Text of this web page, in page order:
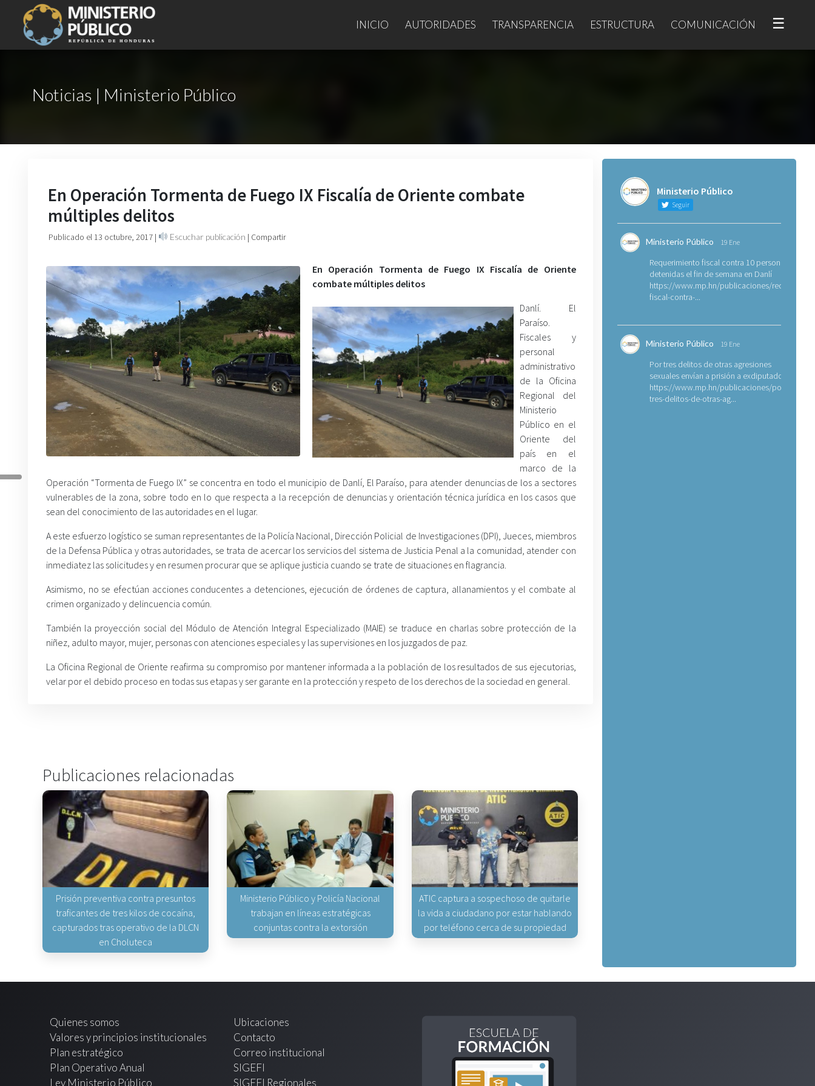
INICIO AUTORIDADES TRANSPARENCIA ESTRUCTURA COMUNICACIÓN ☰
Noticias | Ministerio Público
En Operación Tormenta de Fuego IX Fiscalía de Oriente combate
múltiples delitos
Publicado el 13 octubre, 2017 | Escuchar publicación | Compartir
En Operación Tormenta de Fuego IX Fiscalía de Oriente
combate múltiples delitos
Danlí. El
Paraíso.
Fiscales y
personal
administrativo
de la Oficina
Regional del
Ministerio
Público en el
Oriente del
país en el
marco de la
Operación “Tormenta de Fuego IX” se concentra en todo el municipio de Danlí, El Paraíso, para atender denuncias de los a sectores
vulnerables de la zona, sobre todo en lo que respecta a la recepción de denuncias y orientación técnica jurídica en los casos que
sean del conocimiento de las autoridades en el lugar.
A este esfuerzo logístico se suman representantes de la Policía Nacional, Dirección Policial de Investigaciones (DPI), Jueces, miembros
de la Defensa Pública y otras autoridades, se trata de acercar los servicios del sistema de Justicia Penal a la comunidad, atender con
inmediatez las solicitudes y en resumen procurar que se aplique justicia cuando se trate de situaciones en flagrancia.
Asimismo, no se efectúan acciones conducentes a detenciones, ejecución de órdenes de captura, allanamientos y el combate al
crimen organizado y delincuencia común.
También la proyección social del Módulo de Atención Integral Especializado (MAIE) se traduce en charlas sobre protección de la
niñez, adulto mayor, mujer, personas con atenciones especiales y las supervisiones en los juzgados de paz.
La Oficina Regional de Oriente reafirma su compromiso por mantener informada a la población de los resultados de sus ejecutorias,
velar por el debido proceso en todas sus etapas y ser garante en la protección y respeto de los derechos de la sociedad en general.
Publicaciones relacionadas
Prisión preventiva contra presuntos
traficantes de tres kilos de cocaína,
capturados tras operativo de la DLCN
en Choluteca
Ministerio Público y Policía Nacional
trabajan en líneas estratégicas
conjuntas contra la extorsión
ATIC captura a sospechoso de quitarle
la vida a ciudadano por estar hablando
por teléfono cerca de su propiedad
Ministerio Público
Seguir
Ministerio Público 19 Ene
Requerimiento fiscal contra 10 personas
detenidas el fin de semana en Danlí
https://www.mp.hn/publicaciones/
fiscal-contra-...
Ministerio Público 19 Ene
Por tres delitos de otras agresiones
sexuales envían a prisión a exdiputado
https://www.mp.hn/publicaciones/por-
tres-delitos-de-otras-ag...
Quienes somos
Valores y principios institucionales
Plan estratégico
Plan Operativo Anual
Ley Ministerio Público
Ubicaciones
Contacto
Correo institucional
SIGEFI
SIGEFI Regionales